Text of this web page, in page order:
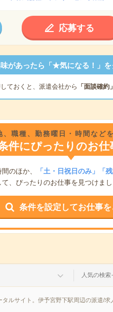
応募する
があったら「★気になる！」を
ておくと、派遣会社から 「面談確約
、職種、勤務曜日・時間など
件にぴったりのお
のほか、
「土・日祝日のみ」「
、ぴったりのお仕事を見つけま
条件を設定してお仕事
人気の検
ルサイト。伊予宮野下駅周辺の派遣/